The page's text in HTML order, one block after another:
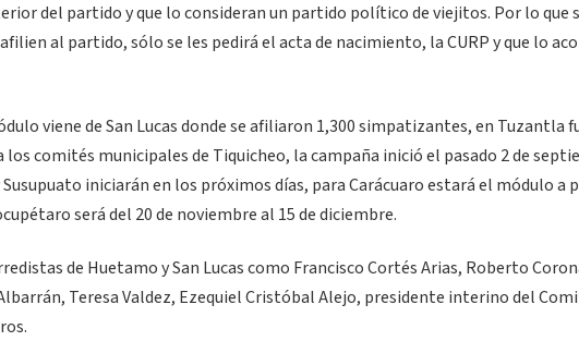
del partido y que lo consideran un partido político de viejitos. Por lo que
al partido, sólo se les pedirá el acta de nacimiento, la CURP y que lo
viene de San Lucas donde se afiliaron 1,300 simpatizantes, en Tuzantla
los comités municipales de Tiquicheo, la campaña inició el pasado 2 de
iniciarán en los próximos días, para Carácuaro estará el módulo a
será del 20 de noviembre al 15 de diciembre.
de Huetamo y San Lucas como Francisco Cortés Arias, Roberto
Teresa Valdez, Ezequiel Cristóbal Alejo, presidente interino del